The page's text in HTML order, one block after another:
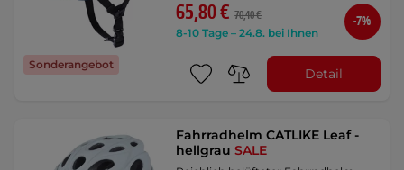
Sonderangebot
65,80 € 70,40 €
8-10 Tage – 24.8. bei Ihnen
-7%
Detail
Fahrradhelm CATLIKE Leaf -
hellgrauSALE